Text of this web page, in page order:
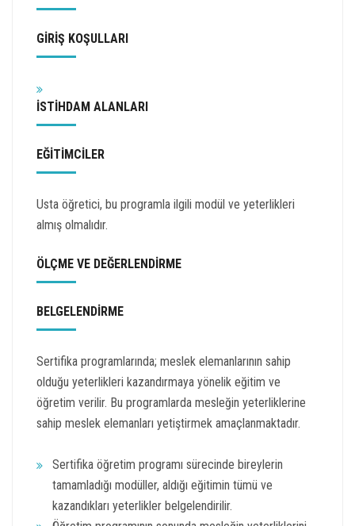
GİRİŞ KOŞULLARI
İSTİHDAM ALANLARI
EĞİTİMCİLER
Usta öğretici, bu programla ilgili modül ve yeterlikleri
almış olmalıdır.
ÖLÇME VE DEĞERLENDİRME
BELGELENDİRME
Sertifika programlarında; meslek elemanlarının sahip
olduğu yeterlikleri kazandırmaya yönelik eğitim ve
öğretim verilir. Bu programlarda mesleğin yeterliklerine
sahip meslek elemanları yetiştirmek amaçlanmaktadır.
Sertifika öğretim programı sürecinde bireylerin
tamamladığı modüller, aldığı eğitimin tümü ve
kazandıkları yeterlikler belgelendirilir.